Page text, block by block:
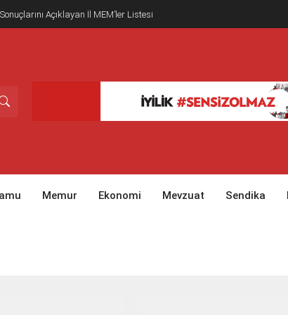
Açıklayan İl MEM’ler Listesi
Memur Ekonomi Mevzuat Sendika